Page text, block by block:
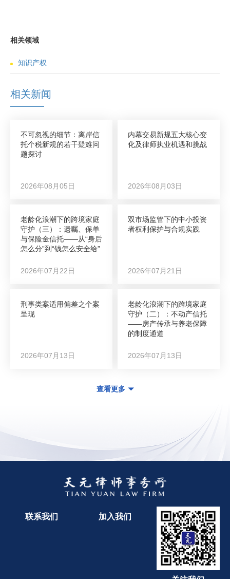
相关领域
知识产权
相关新闻
不可忽视的细节：离岸信
托个税新规的若干疑难问
题探讨
2026年08月05日
内幕交易新规五大核心变
化及律师执业机遇和挑战
2026年08月03日
老龄化浪潮下的跨境家庭
守护（三）：遗嘱、保单
与保险金信托——从“身后
怎么分”到“钱怎么安全给”
2026年07月22日
双市场监管下的中小投资
者权利保护与合规实践
2026年07月21日
刑事类案适用偏差之个案
呈现
2026年07月13日
老龄化浪潮下的跨境家庭
守护（二）：不动产信托
——房产传承与养老保障
的制度通道
2026年07月13日
查看更多
联系我们 加入我们